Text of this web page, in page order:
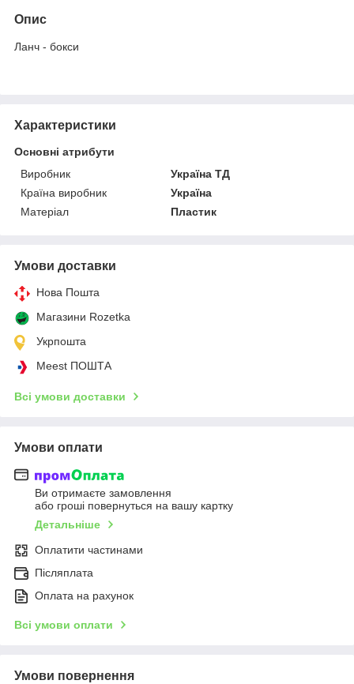
Опис
Ланч - бокси
Характеристики
Основні атрибути
Виробник
Україна ТД
Країна виробник
Україна
Матеріал
Пластик
Умови доставки
Нова Пошта
Магазини Rozetka
Укрпошта
Meest ПОШТА
Всі умови доставки
Умови оплати
Ви отримаєте замовлення
або гроші повернуться на вашу картку
Детальніше
Оплатити частинами
Післяплата
Оплата на рахунок
Всі умови оплати
Умови повернення